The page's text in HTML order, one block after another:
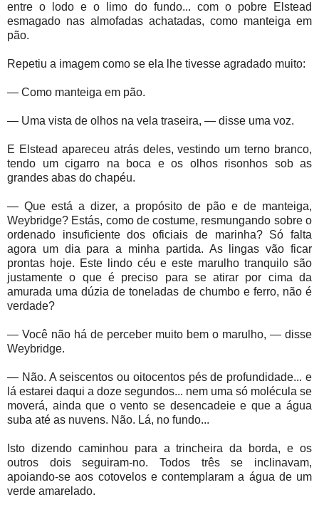
entre o lodo e o limo do fundo... com o pobre Elstead
esmagado nas almofadas achatadas, como manteiga em
pão.
Repetiu a imagem como se ela lhe tivesse agradado muito:
— Como manteiga em pão.
— Uma vista de olhos na vela traseira, — disse uma voz.
E Elstead apareceu atrás deles, vestindo um terno branco,
tendo um cigarro na boca e os olhos risonhos sob as
grandes abas do chapéu.
— Que está a dizer, a propósito de pão e de manteiga,
Weybridge? Estás, como de costume, resmungando sobre o
ordenado insuficiente dos oficiais de marinha? Só falta
agora um dia para a minha partida. As lingas vão ficar
prontas hoje. Este lindo céu e este marulho tranquilo são
justamente o que é preciso para se atirar por cima da
amurada uma dúzia de toneladas de chumbo e ferro, não é
verdade?
— Você não há de perceber muito bem o marulho, — disse
Weybridge.
— Não. A seiscentos ou oitocentos pés de profundidade... e
lá estarei daqui a doze segundos... nem uma só molécula se
moverá, ainda que o vento se desencadeie e que a água
suba até as nuvens. Não. Lá, no fundo...
Isto dizendo caminhou para a trincheira da borda, e os
outros dois seguiram-no. Todos três se inclinavam,
apoiando-se aos cotovelos e contemplaram a água de um
verde amarelado.